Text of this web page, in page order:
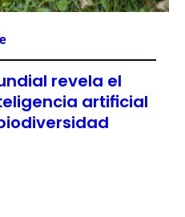
revela el
artificial